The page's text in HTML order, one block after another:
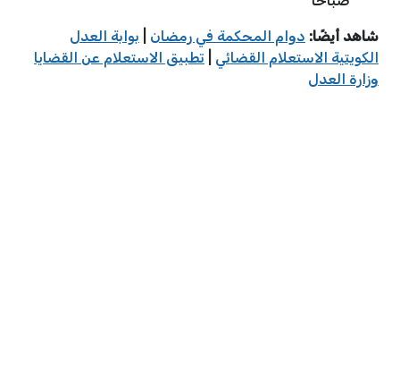
شاهد أيضًا: دوام المحكمة في رمضان
بوابة العدل
الكويتية الاستعلام القضائي
تطبيق الاستعلام عن القضايا
وزارة العدل